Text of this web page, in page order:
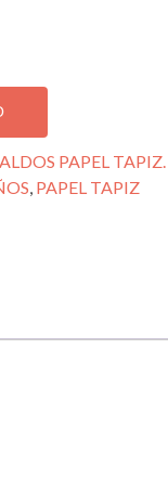
PAPEL TAPIZ.
, PAPEL TAPIZ